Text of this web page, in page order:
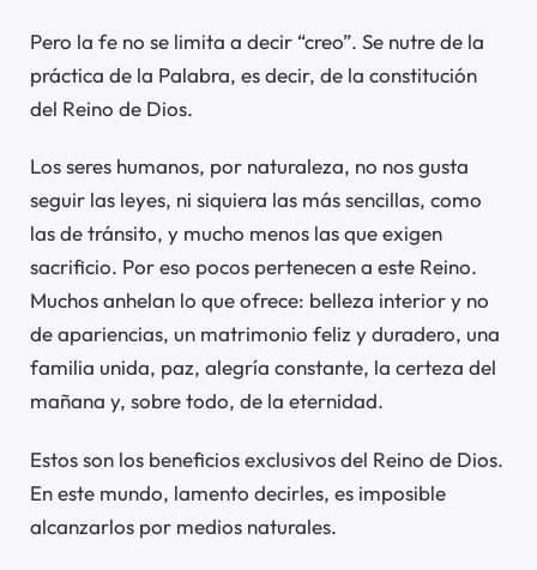
Pero la fe no se limita a decir “creo”. Se nutre de la
práctica de la Palabra, es decir, de la constitución
del Reino de Dios.
Los seres humanos, por naturaleza, no nos gusta
seguir las leyes, ni siquiera las más sencillas, como
las de tránsito, y mucho menos las que exigen
sacrificio. Por eso pocos pertenecen a este Reino.
Muchos anhelan lo que ofrece: belleza interior y no
de apariencias, un matrimonio feliz y duradero, una
familia unida, paz, alegría constante, la certeza del
mañana y, sobre todo, de la eternidad.
Estos son los beneficios exclusivos del Reino de Dios.
En este mundo, lamento decirles, es imposible
alcanzarlos por medios naturales.